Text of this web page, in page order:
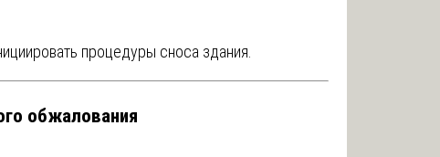
процедуры сноса здания.
обжалования